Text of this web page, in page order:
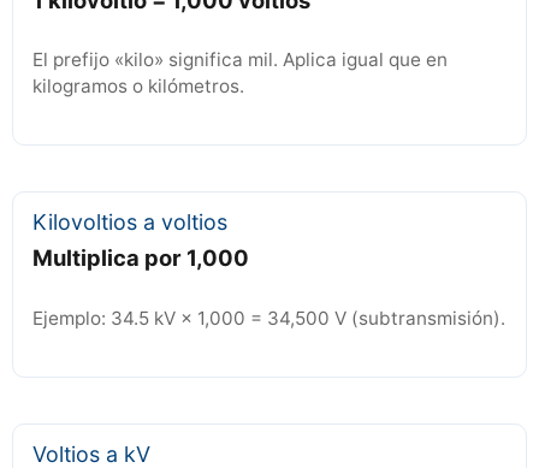
El prefijo «kilo» significa mil. Aplica igual que en
kilogramos o kilómetros.
Kilovoltios a voltios
Multiplica por 1,000
Ejemplo: 34.5 kV × 1,000 = 34,500 V (subtransmisión).
Voltios a kV